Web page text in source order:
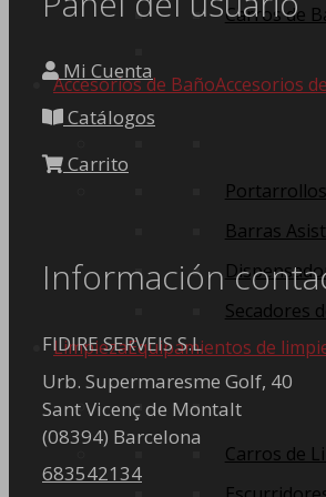
Carros de
Accesorios de BañoAccesorios
Barras
Secadores
LimpiezaEquipamientos de
Carros de
Mi Cuenta
Catálogos
Carrito
Información
FIDIRE SERVEIS S.L
Urb. Supermaresme Golf, 40
Sant Vicenç de Montalt
(08394) Barcelona
683542134